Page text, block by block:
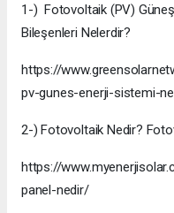
1-) Fotovoltaik (PV)
Bileşenleri Nelerdir?
https://
pv-gunes-enerji-sistemi-
2-) Fotovoltaik Nedir?
https://
panel-nedir/